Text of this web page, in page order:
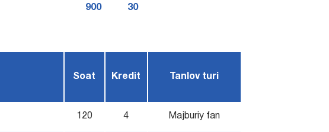
900 30
Soat Kredit Tanlov turi
120 4 Majburiy fan